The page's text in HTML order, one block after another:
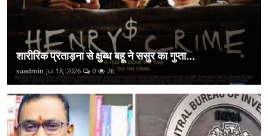
शारीरिक प्रताड़ना से क्षुब्ध बहू ने ससुर का गुप्ता...
suadmin Jul 18, 2026 0 26